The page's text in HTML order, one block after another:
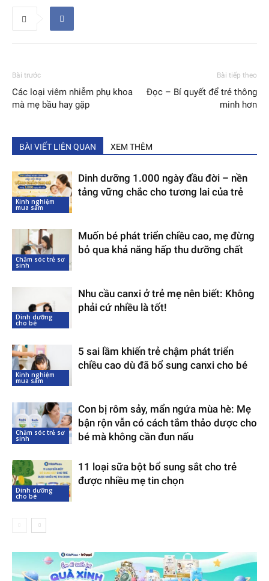
Bài trước
Các loại viêm nhiễm phụ khoa
mà mẹ bầu hay gặp
Bài tiếp theo
Đọc – Bí quyết để trẻ thông
minh hơn
BÀI VIẾT LIÊN QUAN XEM THÊM
Kinh nghiệm
mua sắm
Dinh dưỡng 1.000 ngày đầu đời – nền
tảng vững chắc cho tương lai của trẻ
Chăm sóc trẻ sơ
sinh
Muốn bé phát triển chiều cao, mẹ đừng
bỏ qua khả năng hấp thu dưỡng chất
Dinh dưỡng
cho bé
Nhu cầu canxi ở trẻ mẹ nên biết: Không
phải cứ nhiều là tốt!
Kinh nghiệm
mua sắm
5 sai lầm khiến trẻ chậm phát triển
chiều cao dù đã bổ sung canxi cho bé
Chăm sóc trẻ sơ
sinh
Con bị rôm sảy, mẩn ngứa mùa hè: Mẹ
bận rộn vẫn có cách tắm thảo dược cho
bé mà không cần đun nấu
Dinh dưỡng
cho bé
11 loại sữa bột bổ sung sắt cho trẻ
được nhiều mẹ tin chọn